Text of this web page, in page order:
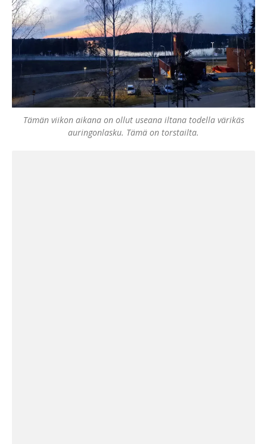
Tämän viikon aikana on ollut useana iltana todella värikäs
auringonlasku. Tämä on torstailta.